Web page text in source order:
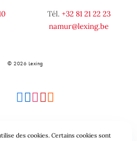
Tél. +32 81 21 22 23
namur@lexing.be
© 2026 Lexing
des cookies. Certains cookies sont